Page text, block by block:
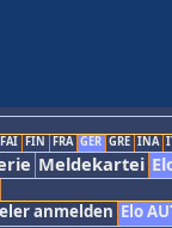
FAI FIN FRA GER GRE INA
Meldekartei
anmelden Elo